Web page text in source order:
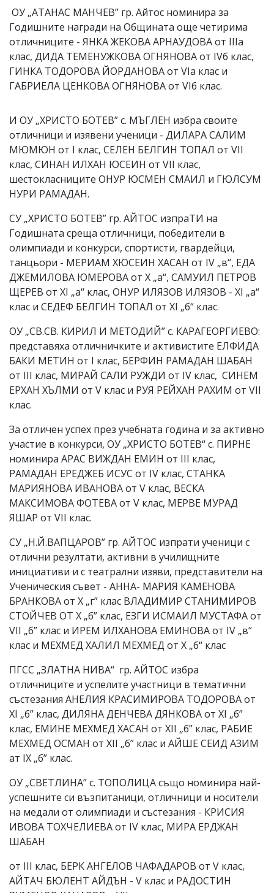
ОУ „АТАНАС МАНЧЕВ” гр. Айтос номинира за
Годишните награди на Общината още четирима
отличниците - ЯНКА ЖЕКОВА АРНАУДОВА от ІІІа
клас, ДИДА ТЕМЕНУЖКОВА ОГНЯНОВА от ІVб клас,
ГИНКА ТОДОРОВА ЙОРДАНОВА от VІа клас и
ГАБРИЕЛА ЦЕНКОВА ОГНЯНОВА от VІб клас.
И ОУ „ХРИСТО БОТЕВ” с. МЪГЛЕН избра своите
отличници и изявени ученици - ДИЛАРА САЛИМ
МЮМЮН от І клас, СЕЛЕН БЕЛГИН ТОПАЛ от VII
клас, СИНАН ИЛХАН ЮСЕИН от VІІ клас,
шестокласниците ОНУР ЮСМЕН СМАИЛ и ГЮЛСУМ
НУРИ РАМАДАН.
СУ „ХРИСТО БОТЕВ” гр. АЙТОС изпраТИ на
Годишната среща отличници, победители в
олимпиади и конкурси, спортисти, гвардейци,
танцьори - МЕРИАМ ХЮСЕИН ХАСАН от IV „в“, ЕДА
ДЖЕМИЛОВА ЮМЕРОВА от X „а“, САМУИЛ ПЕТРОВ
ЩЕРЕВ от XI „а“ клас, ОНУР ИЛЯЗОВ ИЛЯЗОВ - XI „а“
клас и СЕДЕФ БЕЛГИН ТОПАЛ от XI „б“ клас.
ОУ „СВ.СВ. КИРИЛ И МЕТОДИЙ” с. КАРАГЕОРГИЕВО:
представяха отличничките и активистите ЕЛФИДА
БАКИ МЕТИН от I клас, БЕРФИН РАМАДАН ШАБАН
от III клас, МИРАЙ САЛИ РУЖДИ от ІV клас, СИНЕМ
ЕРХАН ХЪЛМИ от V клас и РУЯ РЕЙХАН РАХИМ от VІІ
клас.
За отличен успех през учебната година и за активно
участие в конкурси, ОУ „ХРИСТО БОТЕВ“ с. ПИРНЕ
номинира АРАС ВИЖДАН ЕМИН от III клас,
РАМАДАН ЕРЕДЖЕБ ИСУС от IV клас, СТАНКА
МАРИЯНОВА ИВАНОВА от V клас, ВЕСКА
МАКСИМОВА ФОТЕВА от V клас, МЕРВЕ МУРАД
ЯШАР от VІІ клас.
СУ „Н.Й.ВАПЦАРОВ” гр. АЙТОС изпрати ученици с
отлични резултати, активни в училищните
инициативи и с театрални изяви, представители на
Ученическия съвет - АННА- МАРИЯ КАМЕНОВА
БРАНКОВА от X „г” клас ВЛАДИМИР СТАНИМИРОВ
СТОЙЧЕВ ОТ X „б” клас, ЕЗГИ ИСМАИЛ МУСТАФА от
VII „б” клас и ИРЕМ ИЛХАНОВА ЕМИНОВА от IV „в“
клас и МЕХМЕД ХАЛИЛ МЕХМЕД от X „б“ клас
ПГСС „ЗЛАТНА НИВА“ гр. АЙТОС избра
отличниците и успелите участници в тематични
състезания АНЕЛИЯ КРАСИМИРОВА ТОДОРОВА от
XI „б” клас, ДИЛЯНА ДЕНЧЕВА ДЯНКОВА от XI „б”
клас, ЕМИНЕ МЕХМЕД ХАСАН от XII „б” клас, РАБИЕ
МЕХМЕД ОСМАН от XII „б” клас и АЙШЕ СЕИД АЗИМ
ат IX „б” клас.
ОУ „СВЕТЛИНА” с. ТОПОЛИЦА също номинира най-
успешните си възпитаници, отличници и носители
на медали от олимпиади и състезания - КРИСИЯ
ИВОВА ТОХЧЕЛИЕВА от ІV клас, МИРА ЕРДЖАН
ШАБАН
от ІІІ клас, БЕРК АНГЕЛОВ ЧАФАДАРОВ от V клас,
АЙТАЧ БЮЛЕНТ АЙДЪН - V клас и РАДОСТИН